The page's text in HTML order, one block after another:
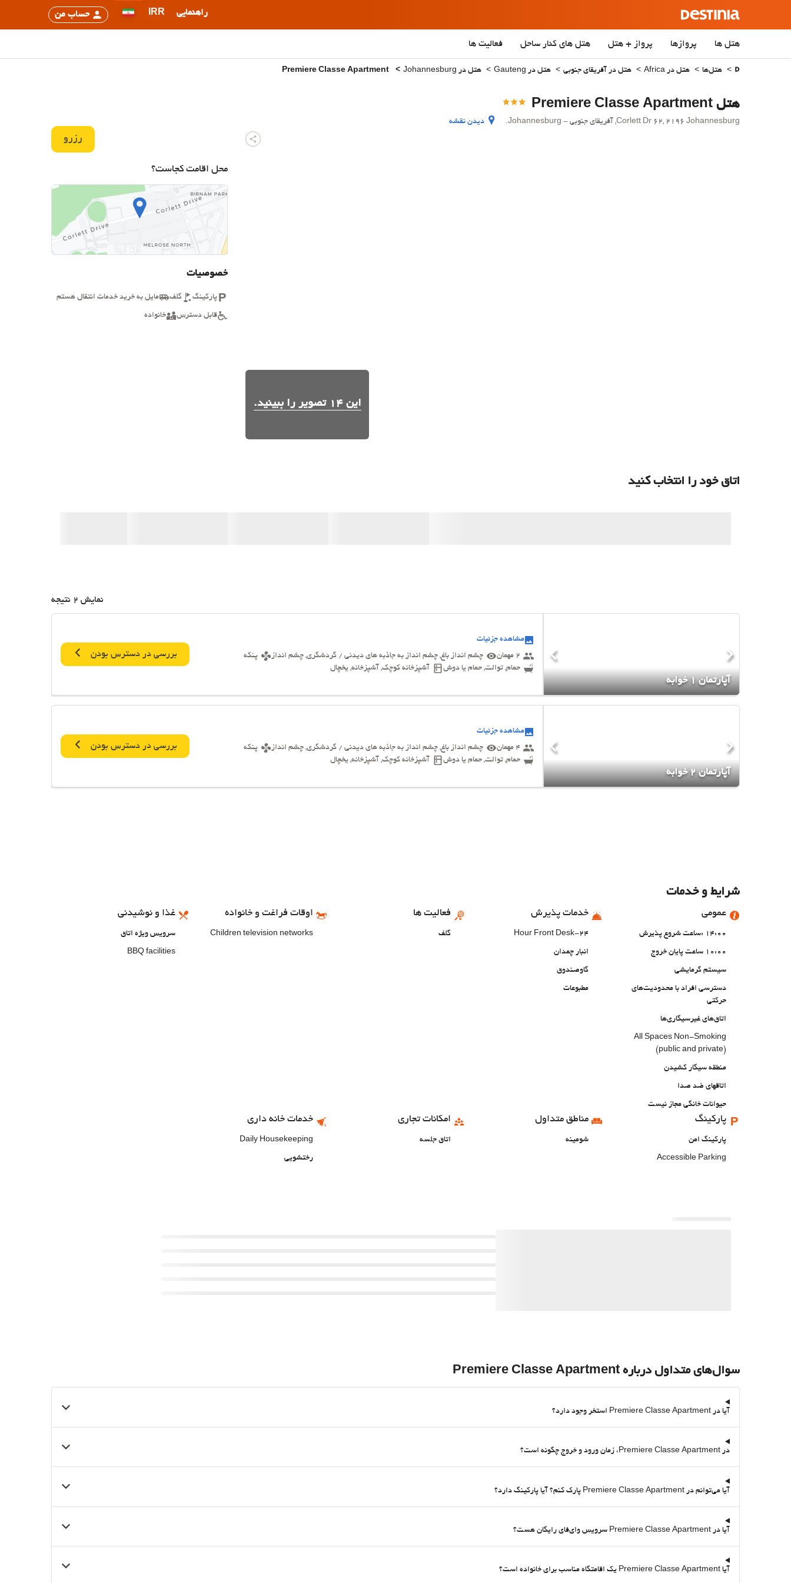
راهنمایی IRR حساب من
هتل ها پروازها پرواز + هتل هتل‌ های کنار ساحل فعالیت ها
هتل‌ها هتل در Africa هتل در آفریقای جنوبی هتل در Gauteng هتل در Johannesburg
هتل Premiere Classe Apartment
Corlett Dr 62, 2196 Johannesburg, آفریقای جنوبی - Johannesburg. دیدن نقشه
رزرو
این 14 تصویر را ببینید.
محل اقامت کجاست؟
خصوصیات
پارکینگ گلف مایل به خرید خدمات انتقال هستم
قابل دسترس خانواده
اتاق خود را انتخاب کنید
نمایش 2 نتیجه
آپارتمان 1 خوابه
مشاهده جزئیات
2 مهمان
چشم انداز باغ, چشم انداز به جاذبه های دیدنی / گردشگری, چشم انداز
پنکه
حمام, توالت, حمام یا دوش
آشپزخانه کوچک, آشپزخانه, یخچال
بررسی در دسترس بودن
آپارتمان 2 خوابه
مشاهده جزئیات
4 مهمان
چشم انداز باغ, چشم انداز به جاذبه های دیدنی / گردشگری, چشم انداز
پنکه
حمام, توالت, حمام یا دوش
آشپزخانه کوچک, آشپزخانه, یخچال
بررسی در دسترس بودن
شرایط و خدمات
عمومی
14:00 :ساعت شروع پذیرش
10:00 ساعت پایان خروج
سیستم گرمایشی
دسترسی افراد با محدودیت‌های
حرکتی
اتاق‌های غیرسیگاری‌ها
All Spaces Non-Smoking
(public and private)
منطقه سیگار کشیدن
اتاقهای ضد صدا
حیوانات خانگی مجاز نیست
خدمات پذیرش
24-Hour Front Desk
انبار چمدان
گاوصندوق
مطبوعات
فعالیت ها
گلف
اوقات فراغت و خانواده
Children television networks
غذا و نوشیدنی
سرویس ویژه اتاق
BBQ facilities
پارکینگ
پارکینگ امن
Accessible Parking
مناطق متداول
شومینه
امکانات تجاری
اتاق جلسه
خدمات خانه داری
Daily Housekeeping
رختشویی
سوال‌های متداول درباره Premiere Classe Apartment
آیا در Premiere Classe Apartment استخر وجود دارد؟
در Premiere Classe Apartment، زمان ورود و خروج چگونه است؟
آیا می‌توانم در Premiere Classe Apartment پارک کنم؟ آیا پارکینگ دارد؟
آیا در Premiere Classe Apartment سرویس وای‌فای رایگان هست؟
آیا Premiere Classe Apartment یک اقامتگاه مناسب برای خانواده است؟